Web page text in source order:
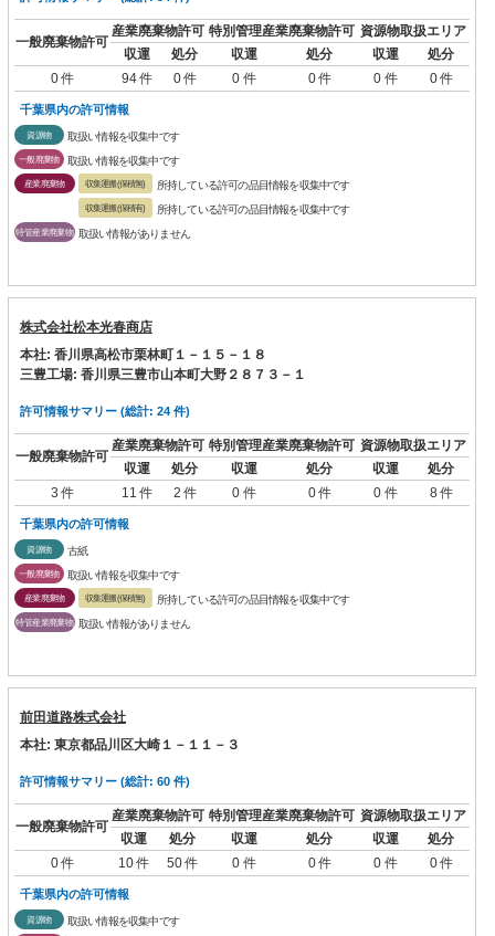
一般廃棄物許可
産業廃棄物許可 特別管理産業廃棄物許可 資源物取扱エリア
収運
処分 収運 処分 収運
処分
0 件
94 件 0 件 0 件 0 件 0 件 0 件
千葉県内の許可情報
資源物 取扱い情報を収集中です
一般廃棄物 取扱い情報を収集中です
産業廃棄物 収集運搬(保積無) 所持している許可の品目情報を収集中です
収集運搬(保積有) 所持している許可の品目情報を収集中です
特管産業廃棄物 取扱い情報がありません
株式会社松本光春商店
本社: 香川県高松市栗林町１－１５－１８
三豊工場: 香川県三豊市山本町大野２８７３－１
許可情報サマリー (総計: 24 件)
一般廃棄物許可
産業廃棄物許可 特別管理産業廃棄物許可 資源物取扱エリア
収運
処分 収運 処分 収運
処分
3 件
11 件 2 件 0 件 0 件 0 件 8 件
千葉県内の許可情報
資源物 古紙
一般廃棄物 取扱い情報を収集中です
産業廃棄物 収集運搬(保積無) 所持している許可の品目情報を収集中です
特管産業廃棄物 取扱い情報がありません
前田道路株式会社
本社: 東京都品川区大崎１－１１－３
許可情報サマリー (総計: 60 件)
一般廃棄物許可
産業廃棄物許可 特別管理産業廃棄物許可 資源物取扱エリア
収運
処分 収運 処分 収運
処分
0 件
10 件 50 件 0 件 0 件 0 件 0 件
千葉県内の許可情報
資源物 取扱い情報を収集中です